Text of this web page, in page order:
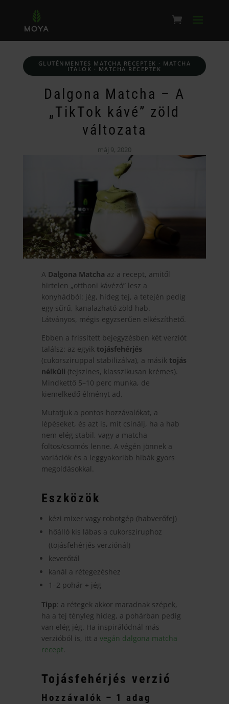
GLUTÉNMENTES MATCHA RECEPTEK · MATCHA
ITALOK · MATCHA RECEPTEK
Dalgona Matcha – A
„TikTok kávé” zöld
változata
máj 9, 2020
A Dalgona Matcha az a recept, amitől
hirtelen „otthoni kávézó” lesz a
konyhádból: jég, hideg tej, a tetején pedig
egy sűrű, kanalazható zöld hab.
Látványos, mégis egyzserűen elkészíthető.
Ebben a frissített bejegyzésben két verziót
találsz: az egyik tojásfehérjés
(cukorsziruppal stabilizálva), a másik tojás
nélküli (tejszínes, klasszikusan krémes).
Mindkettő 5–10 perc munka, de
kiemelkedő élményt ad.
Mutatjuk a pontos hozzávalókat, a
lépéseket, és azt is, mit csinálj, ha a hab
nem elég stabil, vagy a matcha
foltos/csomós lenne. A végén jönnek a
variációk és a leggyakoribb hibák gyors
megoldásokkal.
Eszközök
kézi mixer vagy robotgép (habverőfej)
hőálló kis lábas a cukorsziruphoz
(tojásfehérjés verziónál)
keverőtál
kanál a rétegezéshez
1–2 pohár + jég
Tipp: a rétegek akkor maradnak szépek,
ha a tej tényleg hideg, a pohárban pedig
van elég jég. Ha inspirálódnál más
verzióból is, itt a vegán dalgona matcha
recept.
Tojásfehérjés verzió
Hozzávalók – 1 adag